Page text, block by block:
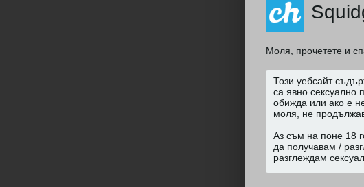
Моля, прочетете и